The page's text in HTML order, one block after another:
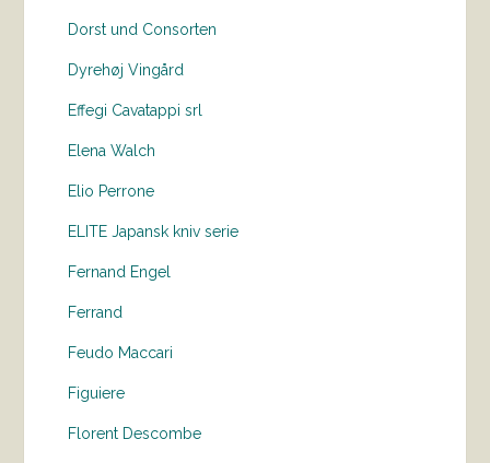
Dorst und Consorten
Dyrehøj Vingård
Effegi Cavatappi srl
Elena Walch
Elio Perrone
ELITE Japansk kniv serie
Fernand Engel
Ferrand
Feudo Maccari
Figuiere
Florent Descombe